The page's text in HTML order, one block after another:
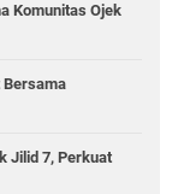
Komunitas Ojek
Bersama
Jilid 7, Perkuat